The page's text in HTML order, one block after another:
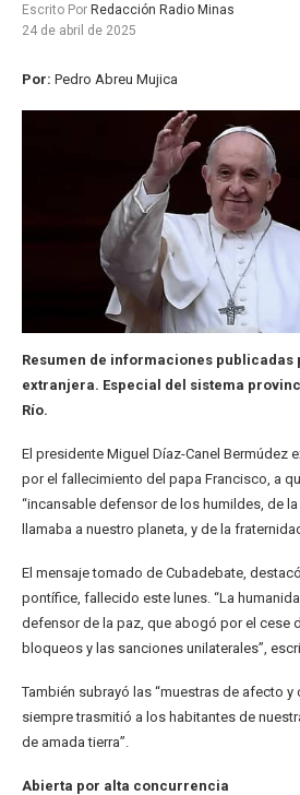
Escrito Por Redacción Radio Minas
24 de abril de 2025
Por: Pedro Abreu Mujica
Resumen de informaciones
extranjera. Especial del sistema
Río.
El presidente Miguel Díaz-Canel Bermúdez
por el fallecimiento del papa Francisco, a
“incansable defensor de los humildes, de
llamaba a nuestro planeta, y de la
El mensaje tomado de Cubadebate,
pontífice, fallecido este lunes. “La
defensor de la paz, que abogó por el cese
bloqueos y las sanciones unilaterales”,
También subrayó las “muestras de afecto
siempre trasmitió a los habitantes de
de amada tierra”.
Abierta por alta concurrencia